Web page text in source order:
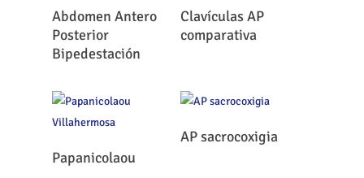
Leer Más
Abdomen Antero
Posterior
Bipedestación
Leer Más
Clavículas AP
comparativa
Leer Más
Papanicolaou
Leer Más
AP sacrocoxigia